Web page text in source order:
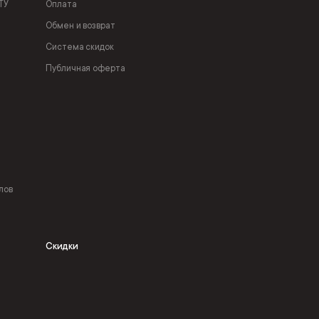
Оплата
Обмен и возврат
Система скидок
Публичная оферта
Скидки